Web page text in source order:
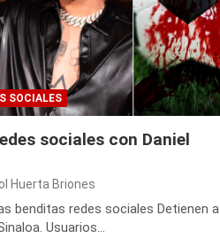
SOCIALES
sociales con Daniel
Huerta Briones
benditas redes sociales Detienen a
Usuarios…